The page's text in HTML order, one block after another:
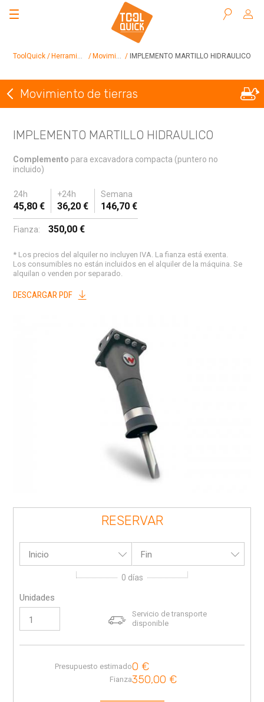
ToolQuick Herramientas en alquiler Movimiento de tierras IMPLEMENTO MARTILLO HIDRAULICO
Volver a Movimiento de tierras
Movimiento de tierras
IMPLEMENTO MARTILLO HIDRAULICO
Complemento para excavadora compacta (puntero no
incluido)
24h +24h Semana
45,80 € 36,20 € 146,70 €
Fianza: 350,00 €
* Los precios del alquiler no incluyen IVA. La fianza está exenta.
Los consumibles no están incluidos en el alquiler de la máquina. Se
alquilan o venden por separado.
DESCARGAR PDF
RESERVAR
Inicio Fin
0 días
Unidades
Servicio de transporte
disponible
Presupuesto estimado0 €
Fianza350,00 €